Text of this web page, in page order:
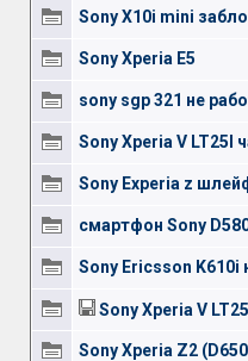
Sony X10i mini
Sony Xperia E5
sony sgp 321 не
Sony Xperia V LT25I
Sony Experia z
смартфон Sony
Sony Ericsson
Sony Xperia V
Sony Xperia Z2